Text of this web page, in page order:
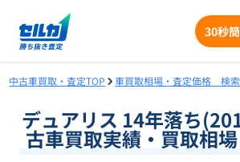
30秒
中古車買取・査定TOP 車買取相場・査定価格 検索
デュアリス 14年落ち
古車買取実績・買取相